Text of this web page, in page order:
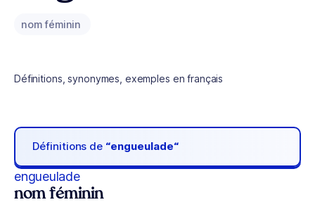
nom féminin
Définitions, synonymes, exemples en français
Définitions de “engueulade“
engueulade
nom féminin